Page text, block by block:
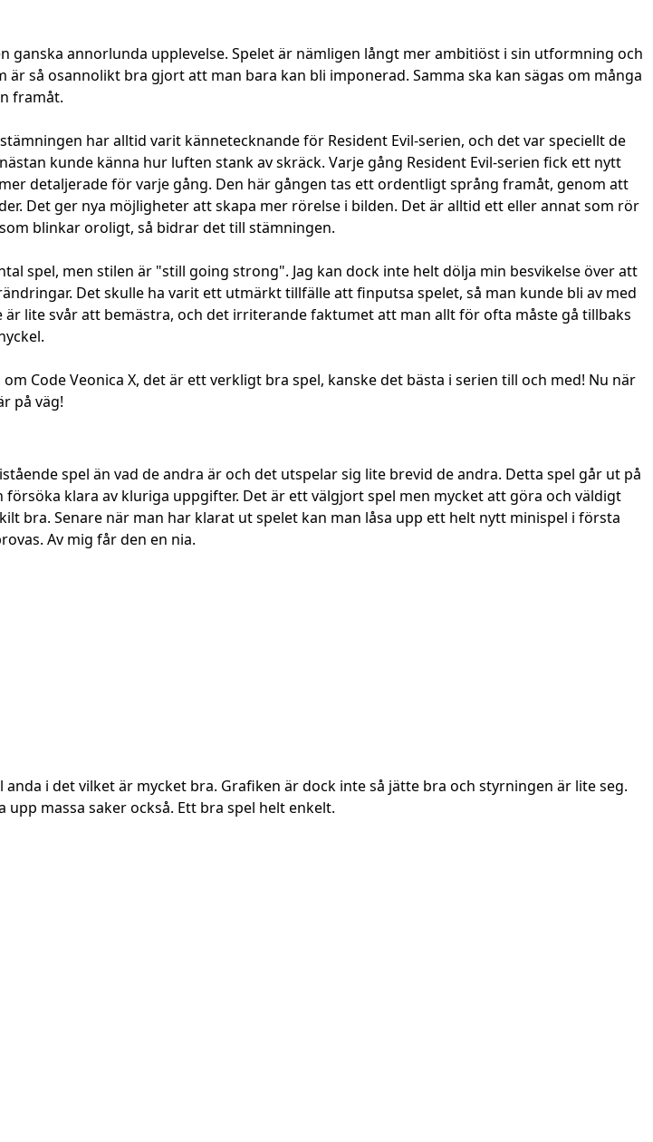
ganska annorlunda upplevelse. Spelet är nämligen långt mer ambitiöst i sin utformning och
så osannolikt bra gjort att man bara kan bli imponerad. Samma ska kan sägas om många
framåt.
har alltid varit kännetecknande för Resident Evil-serien, och det var speciellt de
kunde känna hur luften stank av skräck. Varje gång Resident Evil-serien fick ett nytt
detaljerade för varje gång. Den här gången tas ett ordentligt språng framåt, genom att
Det ger nya möjligheter att skapa mer rörelse i bilden. Det är alltid ett eller annat som rör
blinkar oroligt, så bidrar det till stämningen.
spel, men stilen är "still going strong". Jag kan dock inte helt dölja min besvikelse över att
Det skulle ha varit ett utmärkt tillfälle att finputsa spelet, så man kunde bli av med
lite svår att bemästra, och det irriterande faktumet att man allt för ofta måste gå tillbaks
Code Veonica X, det är ett verkligt bra spel, kanske det bästa i serien till och med! Nu när
på väg!
spel än vad de andra är och det utspelar sig lite brevid de andra. Detta spel går ut på
klara av kluriga uppgifter. Det är ett välgjort spel men mycket att göra och väldigt
bra. Senare när man har klarat ut spelet kan man låsa upp ett helt nytt minispel i första
Av mig får den en nia.
i det vilket är mycket bra. Grafiken är dock inte så jätte bra och styrningen är lite seg.
massa saker också. Ett bra spel helt enkelt.